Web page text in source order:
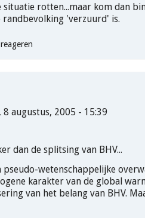
rotten...maar kom dan
randbevolking 'verzuurd' is.
8 augustus, 2005 - 15:39
dan de splitsing van BHV...
wetenschappelijke
karakter van de global
van het belang van BHV.